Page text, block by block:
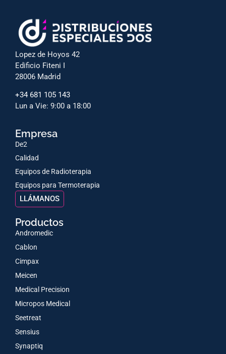
Lopez de Hoyos 42
Edificio Fiteni I
28006 Madrid
+34 681 105 143
Lun a Vie: 9:00 a 18:00
Empresa
De2
Calidad
Equipos de Radioterapia
Equipos para Termoterapia
LLÁMANOS
Productos
Andromedic
Cablon
Cimpax
Meicen
Medical Precision
Micropos Medical
Seetreat
Sensius
Synaptiq